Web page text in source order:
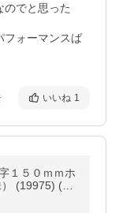
のでと思った
フォーマンスば
いいね 1
１５０ｍｍホ
(19975) (31